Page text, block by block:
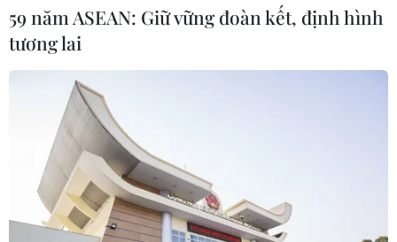
số, tạo động lực phát triển kinh tế số
07/08/2026 07:17
Hàn Quốc đầu tư xây “Thung lũng
K-Vietnam” gắn với hậu duệ dòng họ
59 năm ASEAN: Giữ vững đoàn kết, định hình
tương lai